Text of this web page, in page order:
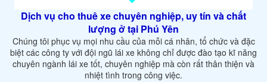
Dịch vụ cho thuê xe chuyên nghiệp, uy tín và chất
lượng ở tại Phú Yên
Chúng tôi phục vụ mọi nhu cầu của mỗi cá nhân, tổ chức và đặc
biệt các công ty với đội ngũ lái xe không chỉ được đào tạo kĩ năng
chuyên ngành lái xe tốt, chuyên nghiệp mà còn rất thân thiện và
nhiệt tình trong công việc.